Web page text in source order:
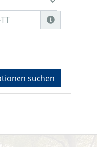
suchen